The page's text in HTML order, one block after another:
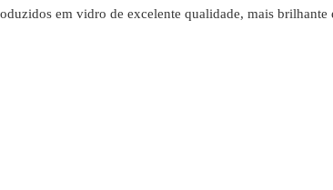
em vidro de excelente qualidade, mais